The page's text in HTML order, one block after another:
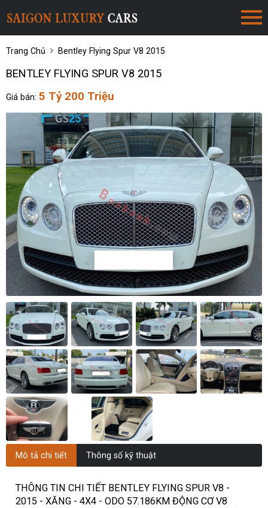
Trang Chủ Bentley Flying Spur V8 2015
BENTLEY FLYING SPUR V8 2015
Giá bán:5 Tỷ 200 Triệu
Mô tả chi tiết Thông số kỹ thuật
THÔNG TIN CHI TIẾT BENTLEY FLYING SPUR V8 -
2015 - XĂNG - 4X4 - ODO 57.186KM ĐỘNG CƠ V8